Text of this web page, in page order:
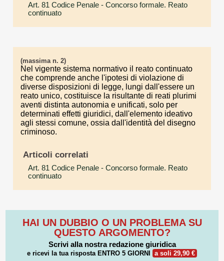
Art. 81 Codice Penale - Concorso formale. Reato
continuato
(massima n. 2)
Nel vigente sistema normativo il reato continuato
che comprende anche l'ipotesi di violazione di
diverse disposizioni di legge, lungi dall'essere un
reato unico, costituisce la risultante di reati plurimi
aventi distinta autonomia e unificati, solo per
determinati effetti giuridici, dall'elemento ideativo
agli stessi comune, ossia dall'identità del disegno
criminoso.
Articoli correlati
Art. 81 Codice Penale - Concorso formale. Reato
continuato
HAI UN DUBBIO O UN PROBLEMA SU
QUESTO ARGOMENTO?
Scrivi alla nostra redazione giuridica
e ricevi la tua risposta ENTRO 5 GIORNI a soli 29,90 €